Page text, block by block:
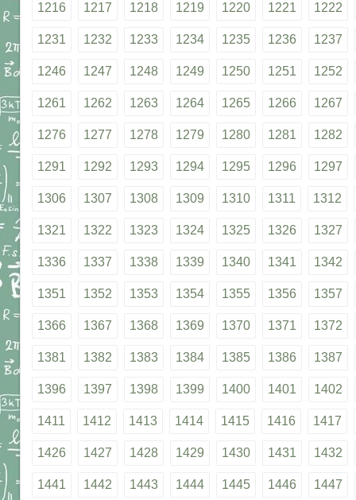
1216 1217 1218 1219 1220 1221 1222
1231 1232 1233 1234 1235 1236 1237
1246 1247 1248 1249 1250 1251 1252
1261 1262 1263 1264 1265 1266 1267
1276 1277 1278 1279 1280 1281 1282
1291 1292 1293 1294 1295 1296 1297
1306 1307 1308 1309 1310 1311 1312
1321 1322 1323 1324 1325 1326 1327
1336 1337 1338 1339 1340 1341 1342
1351 1352 1353 1354 1355 1356 1357
1366 1367 1368 1369 1370 1371 1372
1381 1382 1383 1384 1385 1386 1387
1396 1397 1398 1399 1400 1401 1402
1411 1412 1413 1414 1415 1416 1417
1426 1427 1428 1429 1430 1431 1432
1441 1442 1443 1444 1445 1446 1447